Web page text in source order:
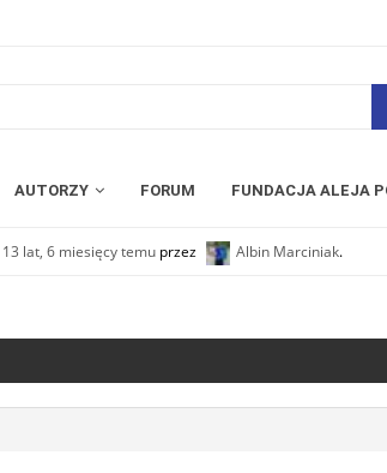
AUTORZY FORUM FUNDACJA ALEJA
13 lat, 6 miesięcy temu przez Albin Marciniak.